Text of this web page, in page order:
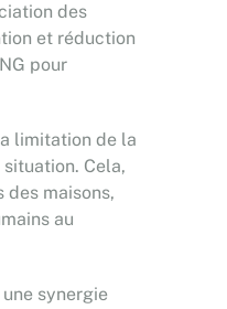
des
et réduction
pour
limitation de la
Cela,
maisons,
au
synergie